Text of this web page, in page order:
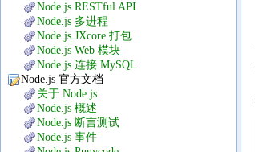
Node.js RESTful API
Node.js 多进程
Node.js JXcore 打包
Node.js Web 模块
Node.js 连接 MySQL
Node.js 官方文档
关于 Node.js
Node.js 概述
Node.js 断言测试
Node.js 事件